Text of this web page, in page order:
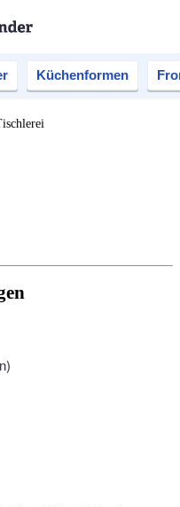
Küchenformen